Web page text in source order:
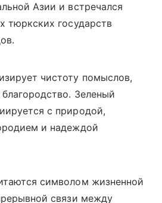
Азии и встречался
тюркских государств
чистоту помыслов,
Зеленый
с природой,
и надеждой
символом жизненной
связи между